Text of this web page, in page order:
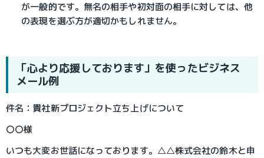
が一般的です。無名の相手や初対面の相手に対しては、他
の表現を選ぶ方が適切かもしれません。
「心より応援しております」を使ったビジネス
メール例
件名：貴社新プロジェクト立ち上げについて
〇〇様
いつも大変お世話になっております。△△株式会社の鈴木と申